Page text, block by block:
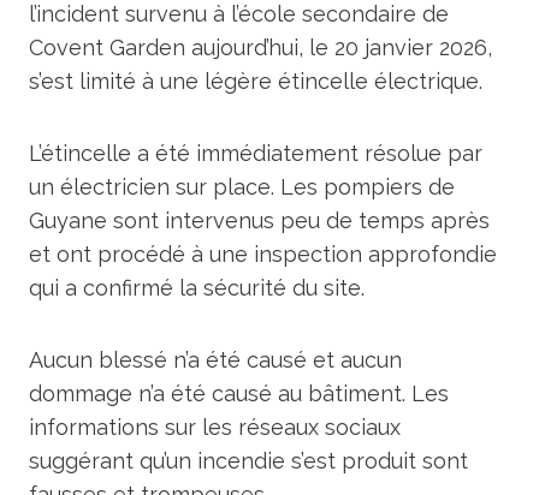
l’incident survenu à l’école secondaire de
Covent Garden aujourd’hui, le 20 janvier 2026,
s’est limité à une légère étincelle électrique.
L’étincelle a été immédiatement résolue par
un électricien sur place. Les pompiers de
Guyane sont intervenus peu de temps après
et ont procédé à une inspection approfondie
qui a confirmé la sécurité du site.
Aucun blessé n’a été causé et aucun
dommage n’a été causé au bâtiment. Les
informations sur les réseaux sociaux
suggérant qu’un incendie s’est produit sont